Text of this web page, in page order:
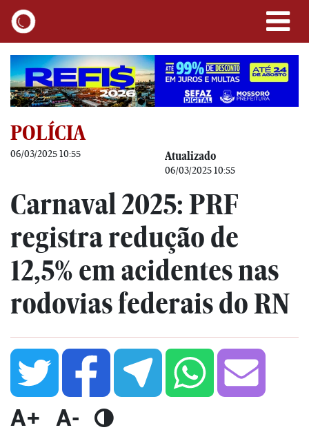
POLÍCIA
06/03/2025 10:55 Atualizado
06/03/2025 10:55
Carnaval 2025: PRF
registra redução de
12,5% em acidentes nas
rodovias federais do RN
A+ A-